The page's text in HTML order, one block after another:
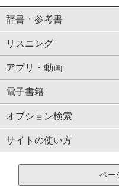
辞書・参考書
リスニング
アプリ・動画
電子書籍
オプション検索
サイトの使い方
ペー